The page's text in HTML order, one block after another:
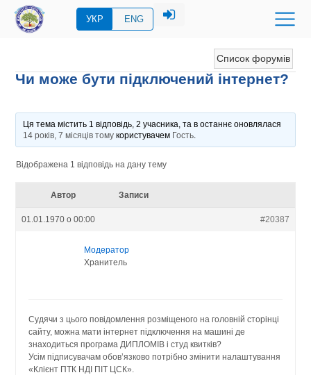
УКР ENG
Список форумів
Чи може бути підключений інтернет?
Ця тема містить 1 відповідь, 2 учасника, та в останнє оновлялася
14 років, 7 місяців томукористувачем Гость.
Відображена 1 відповідь на дану тему
Автор Записи
01.01.1970 о 00:00 #20387
Модератор
Хранитель
Судячи з цього повідомлення розміщеного на головній сторінці
сайту, можна мати інтернет підключення на машині де
знаходиться програма ДИПЛОМІВ і студ квитків?
Усім підписувачам обов’язково потрібно змінити налаштування
«Клієнт ПТК НДІ ПІТ ЦСК».